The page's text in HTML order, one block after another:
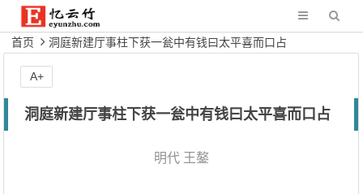
首页 洞庭新建厅事柱下获一瓮中有钱曰太平喜而口占
洞庭新建厅事柱下获一瓮中有钱曰太平喜而口占
明代 王鏊
A+